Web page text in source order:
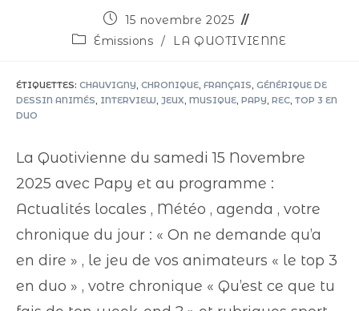
15 novembre 2025
Émissions / LA QUOTIVIENNE
ÉTIQUETTES: CHAUVIGNY, CHRONIQUE, FRANÇAIS, GÉNÉRIQUE DE
DESSIN ANIMÉS, INTERVIEW, JEUX, MUSIQUE, PAPY, REC, TOP 3 EN
DUO
La Quotivienne du samedi 15 Novembre
2025 avec Papy et au programme :
Actualités locales , Météo , agenda , votre
chronique du jour : « On ne demande qu’a
en dire » , le jeu de vos animateurs « le top 3
en duo » , votre chronique « Qu’est ce que tu